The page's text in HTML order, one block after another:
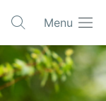
Menu